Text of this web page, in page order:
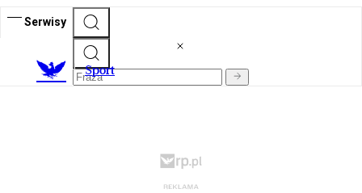
Serwisy
Sport